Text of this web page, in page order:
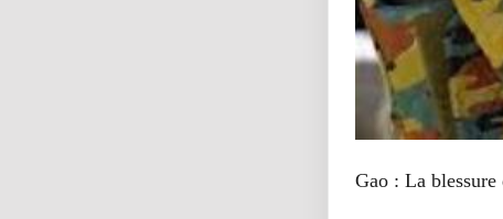
Gao : La blessure